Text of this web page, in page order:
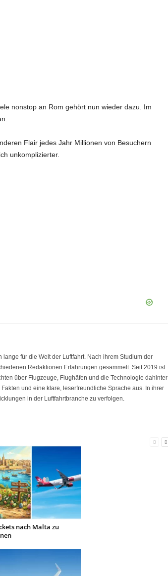
nonstop an Rom gehört nun wieder dazu. Im
Flair jedes Jahr Millionen von Besuchern
unkomplizierter.
für die Welt der Luftfahrt. Nach ihrem Studium der
Redaktionen Erfahrungen gesammelt. Seit 2019 ist
über Flugzeuge, Flughäfen und die Technologie dahinter
und eine klare, leserfreundliche Sprache aus. In ihrer
in der Luftfahrtbranche zu verfolgen.
nach Malta zu